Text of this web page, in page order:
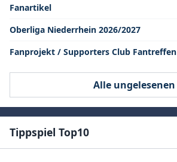
Fanartikel
Oberliga Niederrhein 2026/2027
Fanprojekt / Supporters Club Fantreffen
Alle ungelesenen
Tippspiel Top10